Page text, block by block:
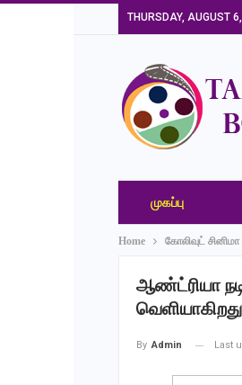
THURSDAY, AUGUST
முகப்பு
Home கோலிவுட் சினிமா
ஆண்ட்ரியா
By Admin Last